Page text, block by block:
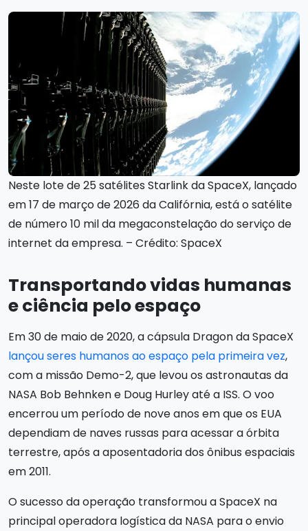
Neste lote de 25 satélites Starlink da SpaceX, lançado
em 17 de março de 2026 da Califórnia, está o satélite
de número 10 mil da megaconstelação do serviço de
internet da empresa. – Crédito: SpaceX
Transportando vidas humanas
e ciência pelo espaço
Em 30 de maio de 2020, a cápsula Dragon da SpaceX
lançou seres humanos ao espaço pela primeira vez,
com a missão Demo-2, que levou os astronautas da
NASA Bob Behnken e Doug Hurley até a ISS. O voo
encerrou um período de nove anos em que os EUA
dependiam de naves russas para acessar a órbita
terrestre, após a aposentadoria dos ônibus espaciais
em 2011.
O sucesso da operação transformou a SpaceX na
principal operadora logística da NASA para o envio